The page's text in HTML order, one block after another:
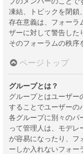
凍結、トピックを閉鎖
存在意義は、フォーラ
ザーに対して警告した
そのフォーラムの秩序
ページトップ
グループとは？
グループとはユーザー
することでユーザーの
各グループに別々のパ
って管理人は、モデレ
が容易になったり、フ
ーしか入れないフォー